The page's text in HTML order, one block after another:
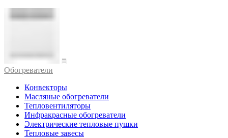
Обогреватели
Конвекторы
Масляные обогреватели
Тепловентиляторы
Инфракрасные обогреватели
Электрические тепловые пушки
Тепловые завесы